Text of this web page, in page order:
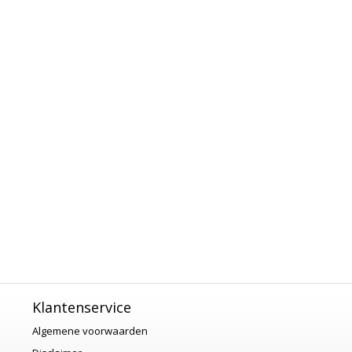
Klantenservice
Algemene voorwaarden